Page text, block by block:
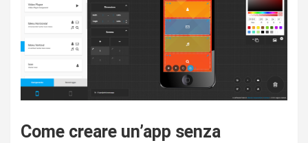
Come creare un’app senza